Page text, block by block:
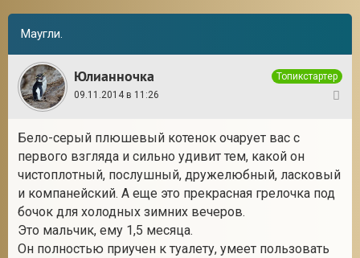
Маугли.
Юлианночка
Топикстартер
09.11.2014 в 11:26
Бело-серый плюшевый котенок очарует вас с
первого взгляда и сильно удивит тем, какой он
чистоплотный, послушный, дружелюбный, ласковый
и компанейский. А еще это прекрасная грелочка под
бочок для холодных зимних вечеров.
Это мальчик, ему 1,5 месяца.
Он полностью приучен к туалету, умеет пользовать